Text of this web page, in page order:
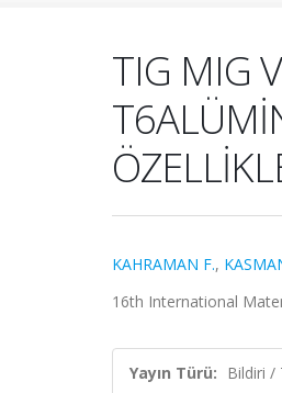
TIG MIG
KAHRAMAN F.,
16th International
Yayın Türü: Bildiri /